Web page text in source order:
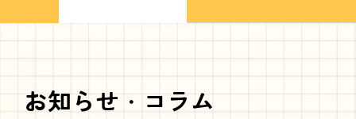
お知らせ・コラム